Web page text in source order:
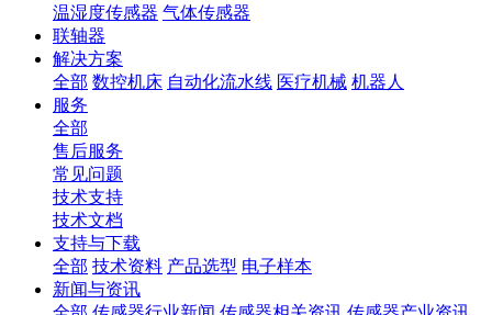
温湿度传感器 气体传感器
联轴器
解决方案
全部 数控机床 自动化流水线 医疗机械 机器人
服务
全部
售后服务
常见问题
技术支持
技术文档
支持与下载
全部 技术资料 产品选型 电子样本
新闻与资讯